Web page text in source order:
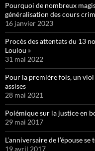
Pourquoi de nombreux
généralisation des cours
16 janvier 2023
Procès des attentats du 13
Loulou »
31 mai 2022
Pour la première fois, un
assises
28 mai 2021
Polémique sur la justice en
29 mai 2017
L’anniversaire de l’épouse
19 avril 2017